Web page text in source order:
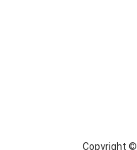
Copyright ©